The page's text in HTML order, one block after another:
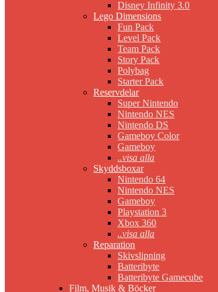
Disney Infinity 3.0
Lego Dimensions
Fun Pack
Level Pack
Team Pack
Story Pack
Polybag
Starter Pack
Reservdelar
Super Nintendo
Nintendo NES
Nintendo DS
Gameboy Color
Gameboy
..visa alla
Skyddsboxar
Nintendo 64
Nintendo NES
Gameboy
Playstation 3
Xbox 360
..visa alla
Reparation
Skivslipning
Batteribyte
Batteribyte Gamecube
Film, Musik & Böcker